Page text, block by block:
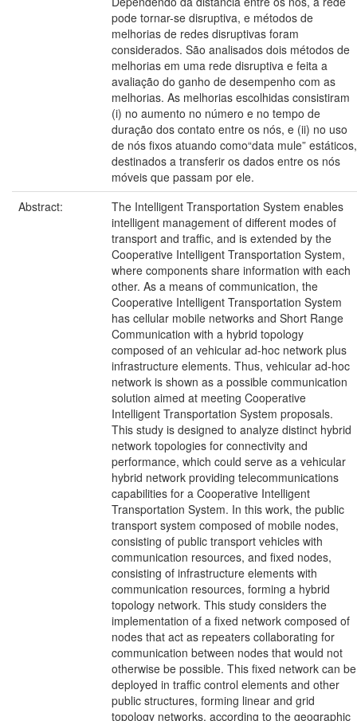
pode tornar-se disruptiva, e métodos de
melhorias de redes disruptivas foram
considerados. São analisados dois métodos de
melhorias em uma rede disruptiva e feita a
avaliação do ganho de desempenho com as
melhorias. As melhorias escolhidas consistiram
(i) no aumento no número e no tempo de
duração dos contato entre os nós, e (ii) no uso
de nós fixos atuando como“data mule” estáticos,
destinados a transferir os dados entre os nós
móveis que passam por ele.
Abstract:
The Intelligent Transportation System enables
intelligent management of different modes of
transport and traffic, and is extended by the
Cooperative Intelligent Transportation System,
where components share information with each
other. As a means of communication, the
Cooperative Intelligent Transportation System
has cellular mobile networks and Short Range
Communication with a hybrid topology
composed of an vehicular ad-hoc network plus
infrastructure elements. Thus, vehicular ad-hoc
network is shown as a possible communication
solution aimed at meeting Cooperative
Intelligent Transportation System proposals.
This study is designed to analyze distinct hybrid
network topologies for connectivity and
performance, which could serve as a vehicular
hybrid network providing telecommunications
capabilities for a Cooperative Intelligent
Transportation System. In this work, the public
transport system composed of mobile nodes,
consisting of public transport vehicles with
communication resources, and fixed nodes,
consisting of infrastructure elements with
communication resources, forming a hybrid
topology network. This study considers the
implementation of a fixed network composed of
nodes that act as repeaters collaborating for
communication between nodes that would not
otherwise be possible. This fixed network can be
deployed in traffic control elements and other
public structures, forming linear and grid
topology networks, according to the geographic